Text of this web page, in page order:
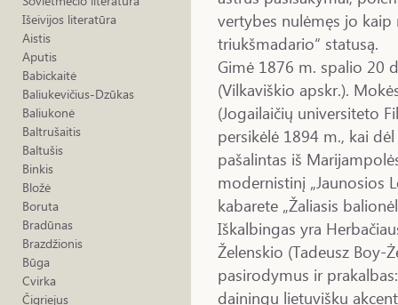
Išeivijos literatūra
Aistis
Aputis
Babickaitė
Baliukevičius-Dzūkas
Baliukonė
Baltrušaitis
Baltušis
Binkis
Bložė
Boruta
Bradūnas
Brazdžionis
Būga
Cvirka
Čigriejus
vertybes nulėmęs jo
triukšmadario“ statusą.
Gimė 1876 m. spalio 20
(Vilkaviškio apskr.).
(Jogailaičių universiteto
persikėlė 1894 m., kai
pašalintas iš
modernistinį „Jaunosios
kabarete „Žaliasis
Iškalbingas yra
Želenskio (Tadeusz Boy-
pasirodymus ir
dainingu lietuvišku